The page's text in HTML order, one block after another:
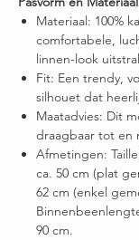
Materiaal: 100%
comfortabele,
linnen-look
Fit: Een trendy,
silhouet dat
Maatadvies: Dit
draagbaar tot en
Afmetingen:
ca. 50 cm (plat
62 cm (enkel
90 cm.